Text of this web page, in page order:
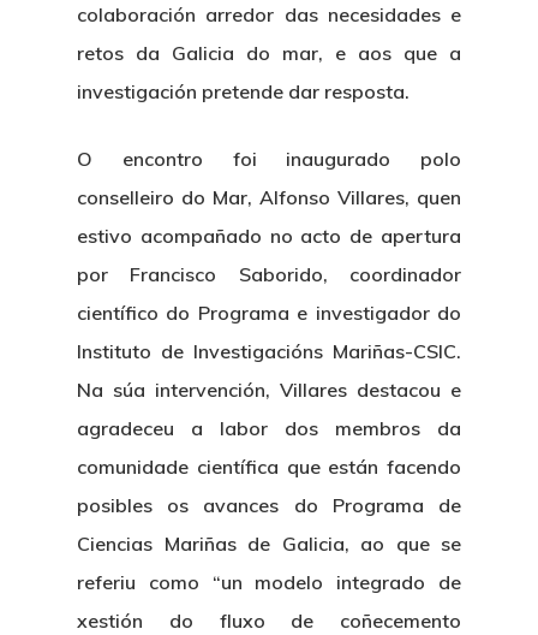
colaboración arredor das necesidades e
retos da Galicia do mar, e aos que a
investigación pretende dar resposta.
O encontro foi inaugurado polo
conselleiro do Mar, Alfonso Villares, quen
estivo acompañado no acto de apertura
por Francisco Saborido, coordinador
científico do Programa e investigador do
Instituto de Investigacións Mariñas-CSIC.
Na súa intervención, Villares destacou e
agradeceu a labor dos membros da
comunidade científica que están facendo
posibles os avances do Programa de
Ciencias Mariñas de Galicia, ao que se
referiu como “un modelo integrado de
xestión do fluxo de coñecemento